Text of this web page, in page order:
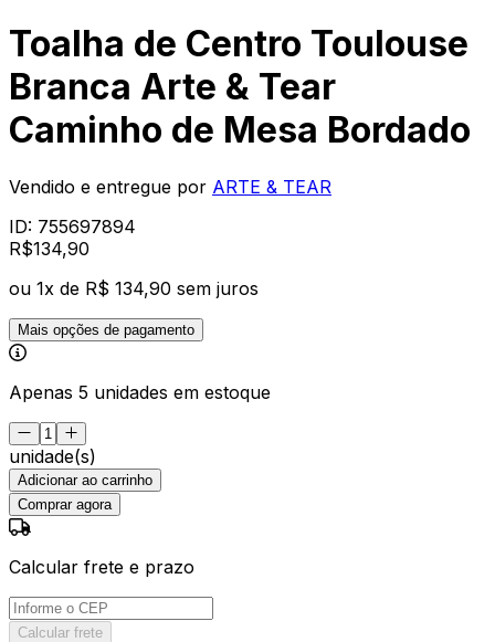
Toalha de Centro Toulouse
Branca Arte & Tear
Caminho de Mesa Bordado
Vendido e entregue por ARTE & TEAR
ID: 755697894
R$134,90
ou 1x de R$ 134,90 sem juros
Mais opções de pagamento
Apenas 5 unidades em estoque
unidade(s)
Adicionar ao carrinho
Comprar agora
Calcular frete e prazo
Calcular frete